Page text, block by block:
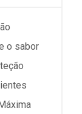
o sabor